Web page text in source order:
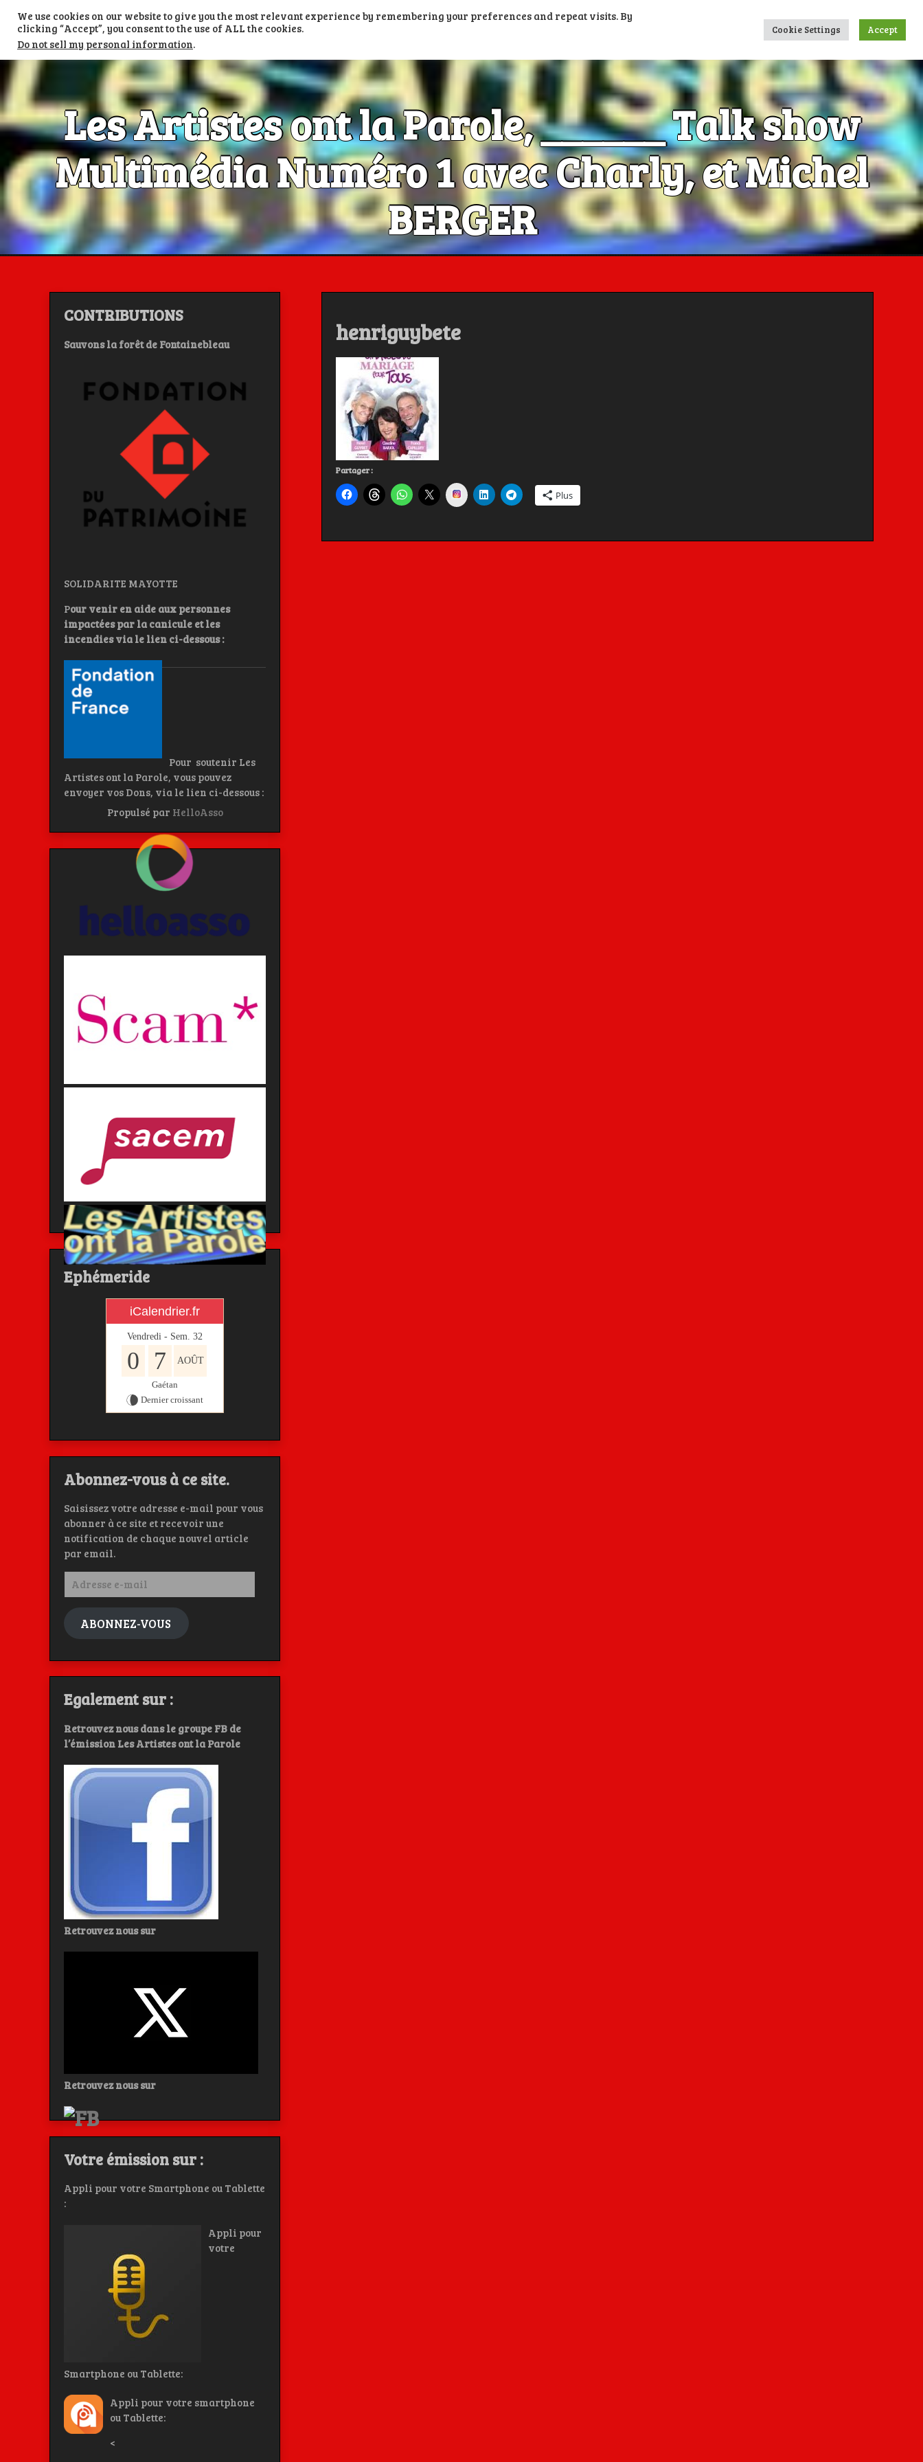
content
TV LES ARTISTES ONT LA PAROLE PORTAIL PODCASTS RADIOS FM ET DAB+ RADIOS NUMERIQUES LIENS
Les Artistes ont la Parole, ______ Talk show
Multimédia Numéro 1 avec Charly, et Michel
BERGER
henriguybete
Partager :
Instagram Plus
CONTRIBUTIONS
Sauvons la forêt de Fontainebleau
SOLIDARITE MAYOTTE
Pour venir en aide aux personnes
impactées par la canicule et les
incendies via le lien ci-dessous :
Pour soutenir Les
Artistes ont la Parole, vous pouvez
envoyer vos Dons, via le lien ci-dessous :
Propulsé par HelloAsso
Ephémeride
iCalendrier.fr
Vendredi - Sem. 32
0 7 AOÛT
Gaétan
Dernier croissant
Abonnez-vous à ce site.
Saisissez votre adresse e-mail pour vous
abonner à ce site et recevoir une
notification de chaque nouvel article
par email.
Adresse
mail
ABONNEZ-VOUS
Egalement sur :
Retrouvez nous dans le groupe FB de
l’émission Les Artistes ont la Parole
Retrouvez nous sur
Retrouvez nous sur
Votre émission sur :
Appli pour votre Smartphone ou Tablette
:
Appli pour
votre
Smartphone ou Tablette:
Appli pour votre smartphone
ou Tablette:
<
We use cookies on our website to give you the most relevant experience by remembering your preferences and repeat visits. By
clicking “Accept”, you consent to the use of ALL the cookies.
Do not sell my personal information.
Cookie Settings Accept